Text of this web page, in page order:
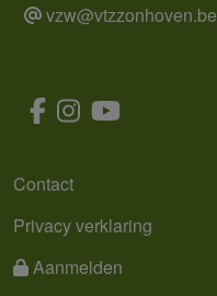
vzw@vtzzonhoven.be
MENU
Contact
Privacy verklaring
Aanmelden